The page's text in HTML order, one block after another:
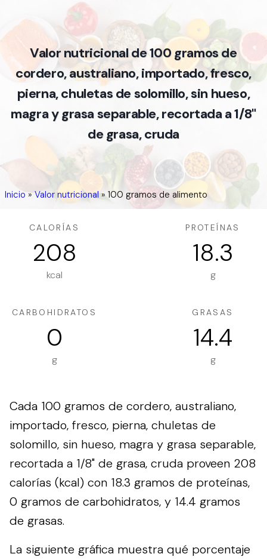
Valor nutricional de 100 gramos de
cordero, australiano, importado, fresco,
pierna, chuletas de solomillo, sin hueso,
magra y grasa separable, recortada a 1/8"
de grasa, cruda
Inicio»Valor nutricional»100 gramos de alimento
CALORÍAS
208
kcal
PROTEÍNAS
18.3
g
CARBOHIDRATOS
0
g
GRASAS
14.4
g
Cada 100 gramos de cordero, australiano,
importado, fresco, pierna, chuletas de
solomillo, sin hueso, magra y grasa separable,
recortada a 1/8" de grasa, cruda proveen 208
calorías (kcal) con 18.3 gramos de proteínas,
0 gramos de carbohidratos, y 14.4 gramos
de grasas.
La siguiente gráfica muestra qué porcentaje